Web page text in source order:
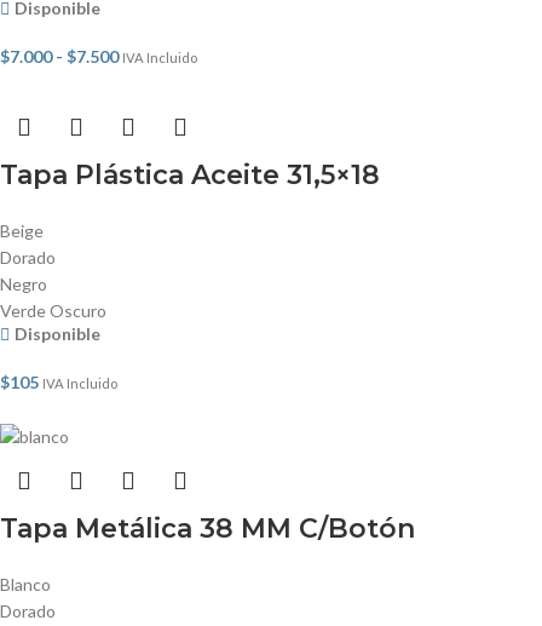
Disponible
$7.000 - $7.500 IVA Incluido
Tapa Plástica Aceite 31,5×18
Beige
Dorado
Negro
Verde Oscuro
Disponible
$105 IVA Incluido
Tapa Metálica 38 MM C/Botón
Blanco
Dorado